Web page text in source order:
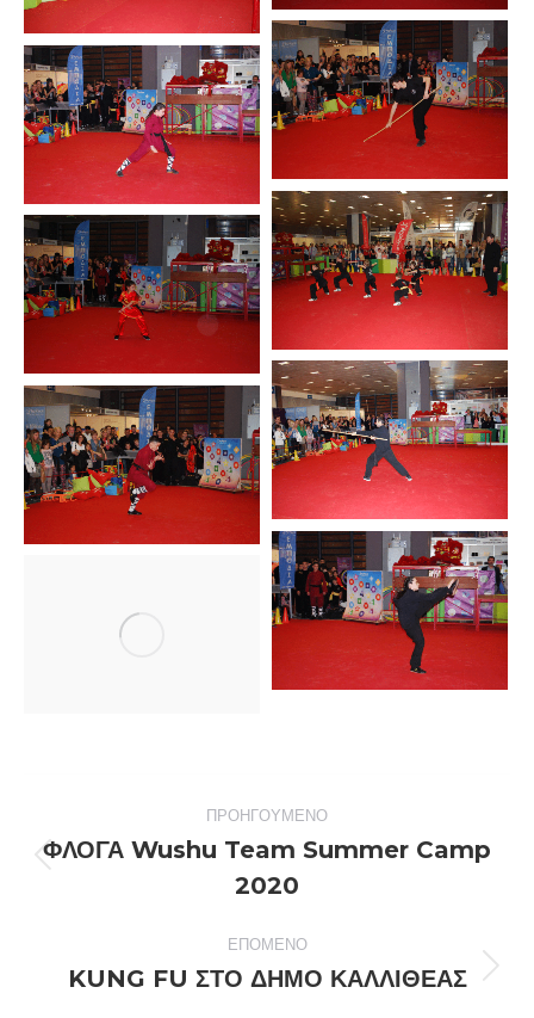
navigation
ΠΡΟΗΓΟΎΜΕΝΟ
post:
ΦΛΟΓΑ Wushu Team Summer Camp
2020
ΕΠΌΜΕΝΟ
Next
KUNG FU ΣΤΟ ΔΗΜΟ ΚΑΛΛΙΘΕΑΣ